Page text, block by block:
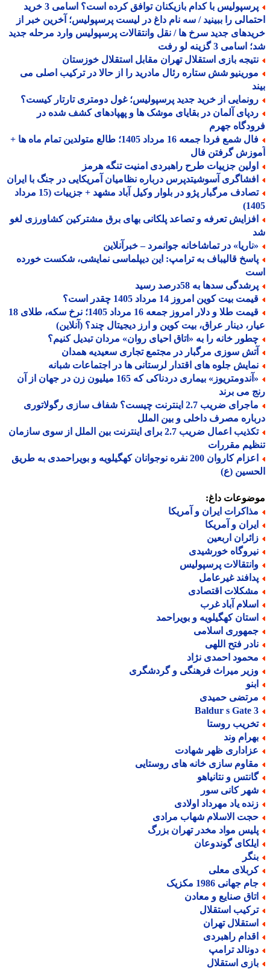
پرسپولیس با کدام بازیکنان توافق کرده است؟ اسامی 3 خرید
را ببینید / سه نام داغ در لیست پرسپولیس؛ آخرین خبر از
جدید سرخ ها / نقل وانتقالات پرسپولیس وارد مرحله جدید
3 گزینه لو رفت
بازی استقلال تهران مقابل استقلال خوزستان
شش ستاره رئال مادرید را از حالا در ترکیب اصلی می
از خرید جدید پرسپولیس؛ غول دومتری تارتار کیست؟
آلمان در بقایای موشک ها و پهپادهای کشف شده در
جهرم
فال شمع فردا جمعه 16 مرداد 1405؛ طالع متولدین تمام ماه ها +
گرفتن فال
جزییات طرح راهبردی امنیت تنگه هرمز
آسوشیتدپرس درباره نظامیان آمریکایی در جنگ با ایران
تصادف مرگبار پژو در بلوار وکیل آباد مشهد + جزییات (15 مرداد
تعرفه و تصاعد پلکانی بهای برق مشترکین کشاورزی لغو
در تماشاخانه جوانمرد – خبرآنلاین
قالیباف به ترامپ: این دیپلماسی نمایشی، شکست خورده
سدها به 58درصد رسید
بیت کوین امروز 14 مرداد 1405 چقدر است؟
قیمت طلا و دلار امروز جمعه 16 مرداد 1405؛ نرخ سکه، طلای 18
دینار عراق، بیت کوین و ارز دیجیتال چند؟ (آنلاین)
خانه را به «اتاق احیای روان» مردان تبدیل کنیم؟
سوزی مرگبار در مجتمع تجاری سعیدیه همدان
جلوه های اقتدار لرستانی ها در اجتماعات شبانه
«آندومتریوز» بیماری دردناکی که 165 میلیون زن در جهان از آن
می برند
ماجرای ضریب 2.7 اینترنت چیست؟ شفاف سازی رگولاتوری
مصرف داخلی و بین الملل
تکذیب اعمال ضریب 2.7 برای اینترنت بین الملل از سوی سازمان
مقررات
اعزام کاروان 200 نفره نوجوانان کهگیلویه و بویراحمدی به طریق
(ع)
داغ:
ایران و آمریکا
و آمریکا
اربعین
خورشیدی
پرسپولیس
غیرعامل
اقتصادی
آباد غرب
کهگیلویه و بویراحمد
اسلامی
فتح اللهی
احمدی نژاد
میراث فرهنگی و گردشگری
حمیدی
Baldur s Gate
روستا
وند
ظهر شهادت
سازی خانه های روستایی
و نتانیاهو
کانی سور
یاد مهرداد اولادی
الاسلام شهاب مرادی
مواد مخدر تهران بزرگ
گوندوعان
معلی
جهانی 1986 مکزیک
صنایع و معادن
استقلال
تهران
راهبردی
ترامپ
استقلال